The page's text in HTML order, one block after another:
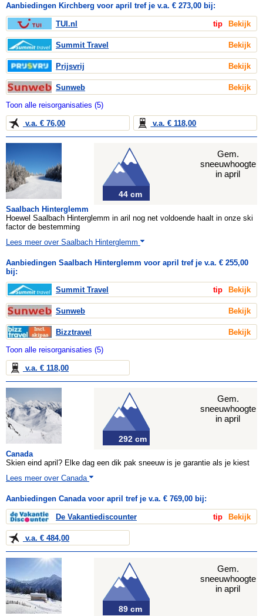
Aanbiedingen Kirchberg voor april tref je v.a. € 273,00 bij:
TUI.nl tip Bekijk
Summit Travel Bekijk
Prijsvrij Bekijk
Sunweb
Bekijk
Toon alle reisorganisaties (5)
v.a. € 76,00 v.a. € 118,00
Saalbach Hinterglemm
Hoewel Saalbach Hinterglemm in aril nog net voldoende haalt in onze ski
factor de bestemming
Lees meer over Saalbach Hinterglemm
44 cm
Gem.
sneeuwhoogte
in april
Aanbiedingen Saalbach Hinterglemm voor april tref je v.a. € 255,00
bij:
Summit Travel tip Bekijk
Sunweb Bekijk
Bizztravel
Bekijk
Toon alle reisorganisaties (5)
v.a. € 118,00
Canada
Skien eind april? Elke dag een dik pak sneeuw is je garantie als je kiest
Lees meer over Canada
292 cm
Gem.
sneeuwhoogte
in april
Aanbiedingen Canada voor april tref je v.a. € 769,00 bij:
De Vakantiediscounter tip Bekijk
v.a. € 484,00
89 cm
Gem.
sneeuwhoogte
in april